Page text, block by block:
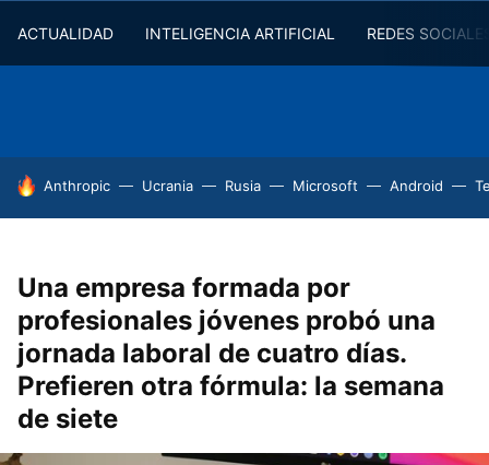
ACTUALIDAD INTELIGENCIA ARTIFICIAL REDES
HOY SE HABLA DE
Anthropic Ucrania Rusia Microsoft Android
Una empresa formada por
profesionales jóvenes probó una
jornada laboral de cuatro días.
Prefieren otra fórmula: la semana
de siete